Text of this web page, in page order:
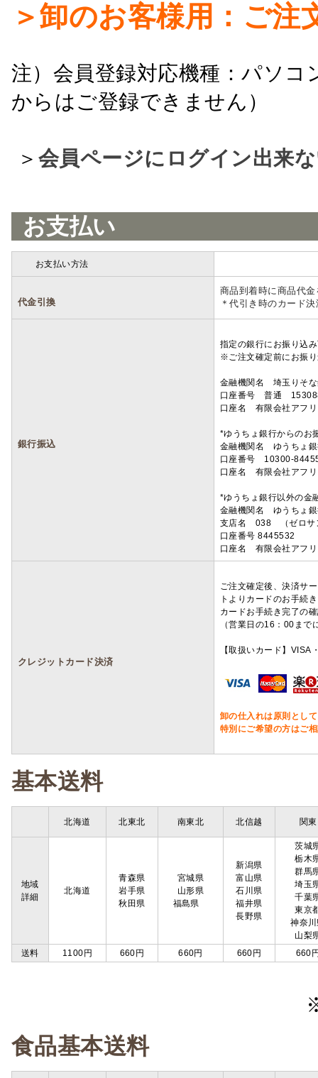
＞卸のお客様用：ご注
注）会員登録対応機種：パソ
からはご登録できません）
＞ 会員ページにログイン出来
お支払い
お支払い方法
代金引換
商品到着時に商品代
＊代引き時のカード
銀行振込
指定の銀行にお振り込
※ご注文確定前にお振
金融機関名 埼玉りそ
口座番号 普通
口座名 有限会社アフ
*ゆうちょ銀行からのお
金融機関名 ゆうちょ
口座番号 10300-
口座名 有限会社アフ
*ゆうちょ銀行以外の金
金融機関名 ゆうちょ
支店名 038 （ゼロサ
口座番号 8445532
口座名 有限会社アフ
クレジットカード決済
ご注文確定後、決済サ
トよりカードのお手続
カードお手続き完了の
（営業日の16：00ま
【取扱いカード】
卸の仕入れは原則とし
特別にご希望の方はご
基本送料
北海道 北東北 南東北 北信越 関東
地域
詳細
北海道
青森県
岩手県
秋田県
宮城県
山形県
福島県
新潟県
富山県
石川県
福井県
長野県
茨城
栃木
群馬
埼玉
千葉
東京
神奈
山梨
送料
1100円 660円 660円 660円 660
食品基本送料